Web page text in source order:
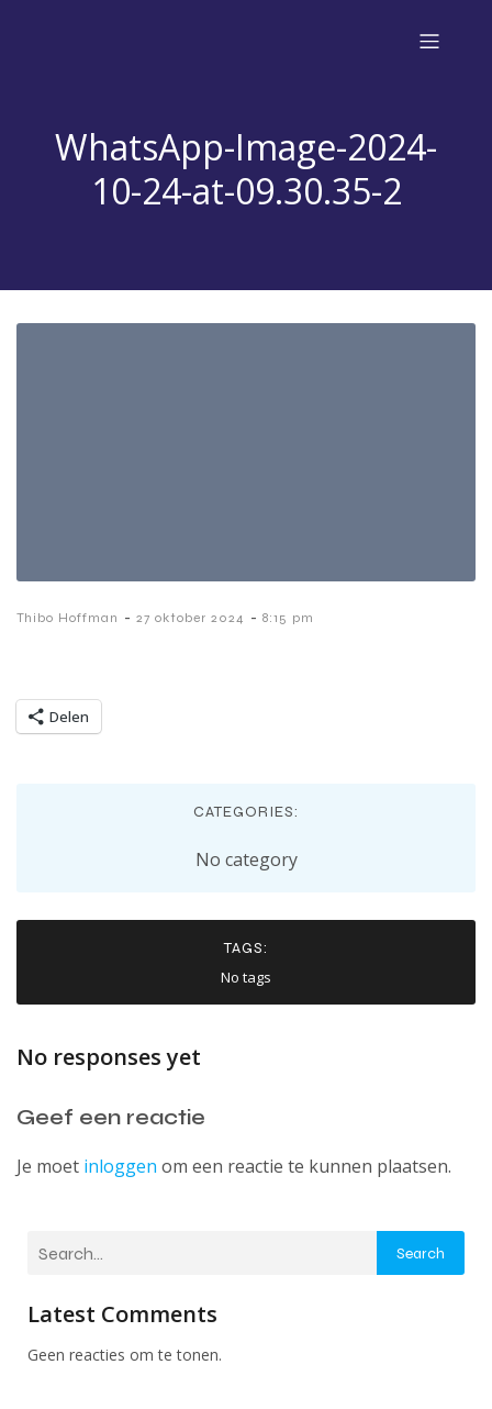
WhatsApp-Image-2024-
10-24-at-09.30.35-2
Thibo Hoffman - 27 oktober 2024 - 8:15 pm
Delen
CATEGORIES:
No category
TAGS:
No tags
No responses yet
Geef een reactie
Je moet inloggen om een reactie te kunnen plaatsen.
Search
Latest Comments
Geen reacties om te tonen.